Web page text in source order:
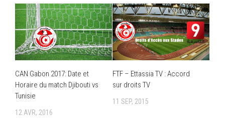
CAN Gabon 2017: Date et
Horaire du match Djibouti vs
Tunisie
12 AVR, 2016
FTF – Ettassia TV : Accord
sur droits TV
11 SEP, 2015